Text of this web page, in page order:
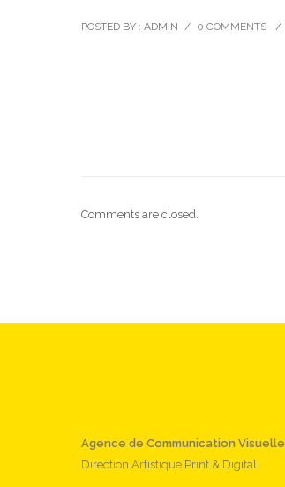
POSTED BY : ADMIN / 0 COMMENTS /
Comments are closed.
Agence de Communication Visuelle
Direction Artistique Print & Digital